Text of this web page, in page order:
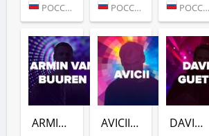
РОССИЯ (МОСКВА) РОССИЯ (МОСКВА) РОССИЯ (МОСКВА)
ARMIN VAN BUUREN (DFM) AVICII (DFM) DAVID GUETTA (DFM)